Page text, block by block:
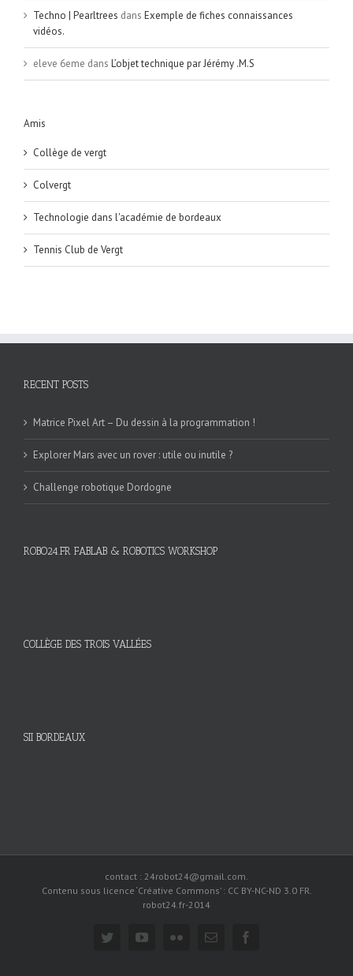
Techno | Pearltrees dans Exemple de fiches connaissances
vidéos.
eleve 6eme dans L’objet technique par Jérémy .M.S
Amis
Collège de vergt
Colvergt
Technologie dans l'académie de bordeaux
Tennis Club de Vergt
RECENT POSTS
Matrice Pixel Art – Du dessin à la programmation !
Explorer Mars avec un rover : utile ou inutile ?
Challenge robotique Dordogne
ROBO24.FR FABLAB & ROBOTICS WORKSHOP
COLLÈGE DES TROIS VALLÉES
SII BORDEAUX
contact : 24robot24@gmail.com.
Contenu sous licence ‘Créative Commons’ : CC BY-NC-ND 3.0 FR.
robot24.fr-2014
twitter youtubeflickr Email